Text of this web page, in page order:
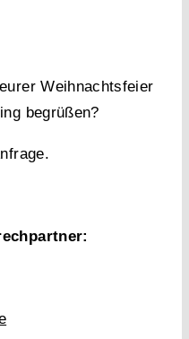
Weihnachtsfeier
begrüßen?